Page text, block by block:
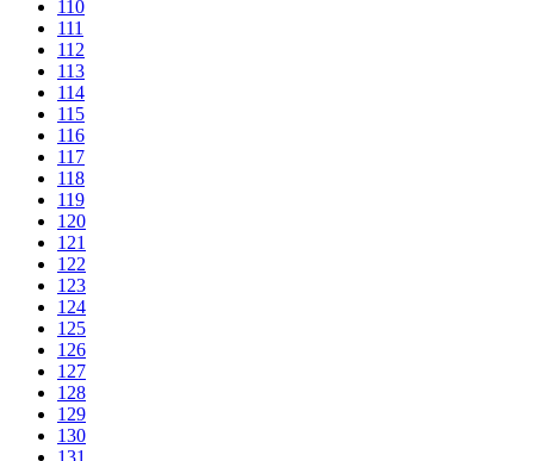
110
111
112
113
114
115
116
117
118
119
120
121
122
123
124
125
126
127
128
129
130
131